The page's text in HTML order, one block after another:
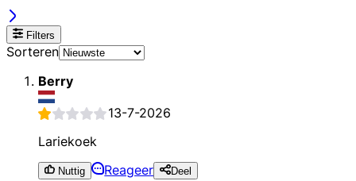
Filters
Sorteren
Berry
13-7-2026
Lariekoek
Nuttig Reageer Deel